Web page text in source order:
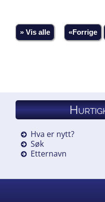
» Vis alle «Forrige
Hva er nytt?
Søk
Etternavn